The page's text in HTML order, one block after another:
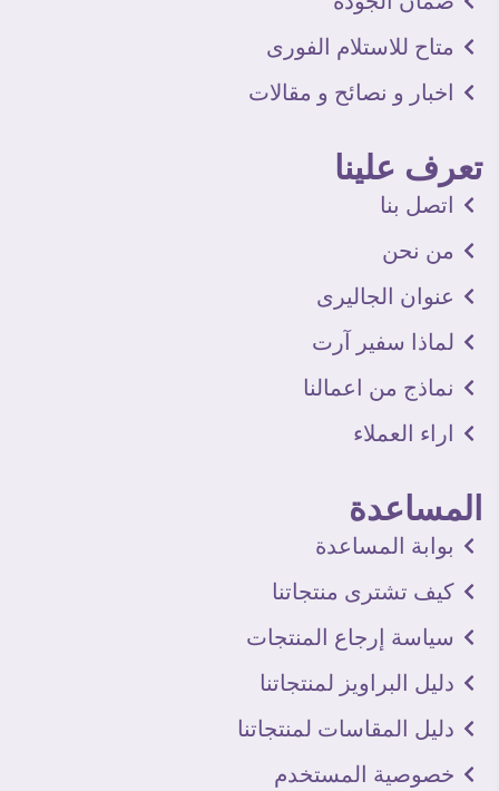
متاح للاستلام الفورى
اخبار و نصائح و مقالات
تعرف علينا
اتصل بنا
من نحن
عنوان الجاليرى
لماذا سفير آرت
نماذج من اعمالنا
اراء العملاء
المساعدة
بوابة المساعدة
كيف تشترى منتجاتنا
سياسة إرجاع المنتجات
دليل البراويز لمنتجاتنا
دليل المقاسات لمنتجاتنا
خصوصية المستخدم